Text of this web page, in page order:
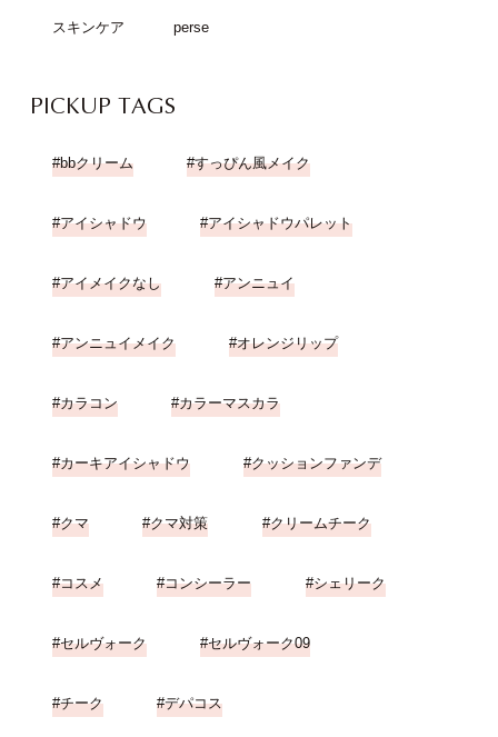
スキンケア perse
PICKUP TAGS
bbクリーム すっぴん風メイク
アイシャドウ アイシャドウパレット
アイメイクなし アンニュイ
アンニュイメイク オレンジリップ
カラコン カラーマスカラ
カーキアイシャドウ クッションファンデ
クマ クマ対策 クリームチーク
コスメ コンシーラー シェリーク
セルヴォーク セルヴォーク09
チーク デパコス